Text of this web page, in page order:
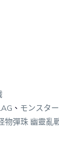
、 モンスタ
物彈珠 幽靈亂